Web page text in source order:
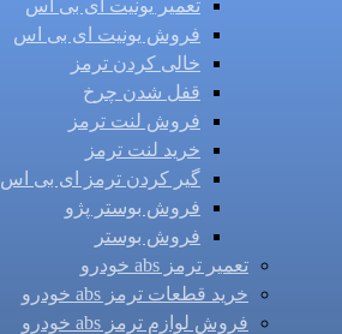
تعمیر یونیت ای بی اس
فروش یونیت ای بی اس
خالی کردن ترمز
قفل شدن چرخ
فروش لنت ترمز
خرید لنت ترمز
گیر کردن ترمز ای بی اس
فروش بوستر پژو
فروش بوستر
تعمیر ترمز abs خودرو
خرید قطعات ترمز abs خودرو
فروش لوازم ترمز abs خودرو